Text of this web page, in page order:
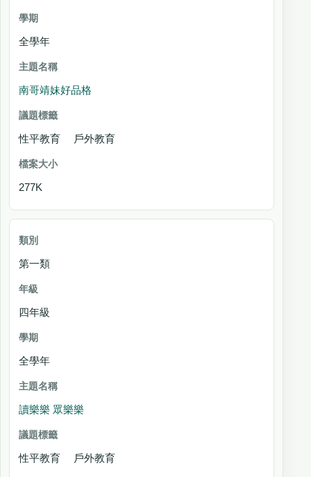
全學年
南哥靖妹好品格
性平教育 戶外教育
277K
第一類
四年級
全學年
讀樂樂 眾樂樂
性平教育 戶外教育